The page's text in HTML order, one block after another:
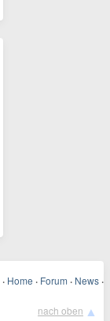
· Home · Forum · News ·
nach oben ▲